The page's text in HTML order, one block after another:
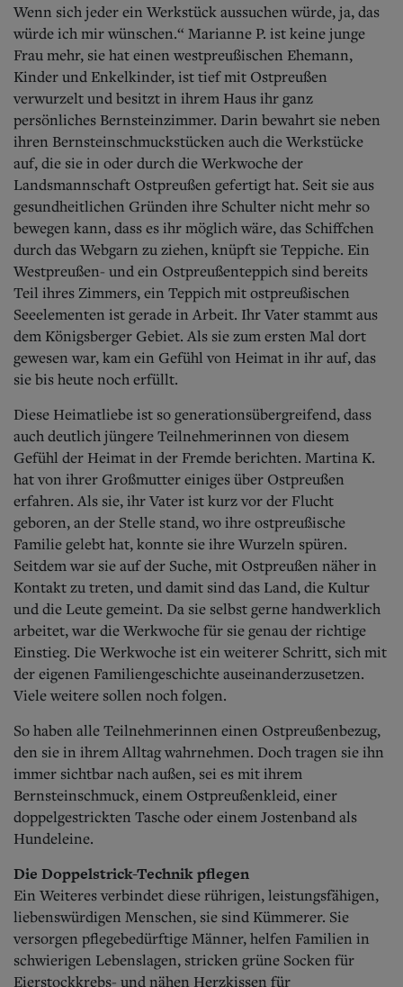
Wenn sich jeder ein Werkstück aussuchen würde, ja, das
würde ich mir wünschen.“ Marianne P. ist keine junge
Frau mehr, sie hat einen westpreußischen Ehemann,
Kinder und Enkelkinder, ist tief mit Ostpreußen
verwurzelt und besitzt in ihrem Haus ihr ganz
persönliches Bernsteinzimmer. Darin bewahrt sie neben
ihren Bernsteinschmuckstücken auch die Werkstücke
auf, die sie in oder durch die Werkwoche der
Landsmannschaft Ostpreußen gefertigt hat. Seit sie aus
gesundheitlichen Gründen ihre Schulter nicht mehr so
bewegen kann, dass es ihr möglich wäre, das Schiffchen
durch das Webgarn zu ziehen, knüpft sie Teppiche. Ein
Westpreußen- und ein Ostpreußenteppich sind bereits
Teil ihres Zimmers, ein Teppich mit ostpreußischen
Seeelementen ist gerade in Arbeit. Ihr Vater stammt aus
dem Königsberger Gebiet. Als sie zum ersten Mal dort
gewesen war, kam ein Gefühl von Heimat in ihr auf, das
sie bis heute noch erfüllt.
Diese Heimatliebe ist so generationsübergreifend, dass
auch deutlich jüngere Teilnehmerinnen von diesem
Gefühl der Heimat in der Fremde berichten. Martina K.
hat von ihrer Großmutter einiges über Ostpreußen
erfahren. Als sie, ihr Vater istkurz vor der Flucht
geboren, an der Stelle stand, wo ihre ostpreußische
Familie gelebt hat, konnte sie ihre Wurzeln spüren.
Seitdem war sie auf der Suche, mit Ostpreußen näher in
Kontakt zu treten, und damit sind das Land, die Kultur
und die Leute gemeint. Da sie selbst gerne handwerklich
arbeitet, war die Werkwoche für sie genau der richtige
Einstieg. Die Werkwoche ist ein weiterer Schritt, sich mit
der eigenen Familiengeschichte auseinanderzusetzen.
Viele weitere sollen noch folgen.
So haben alle Teilnehmerinnen einen Ostpreußenbezug,
den sie in ihrem Alltag wahrnehmen. Doch tragen sie ihn
immer sichtbar nach außen, sei es mit ihrem
Bernsteinschmuck, einem Ostpreußenkleid, einer
doppelgestrickten Tasche oder einem Jostenband als
Hundeleine.
Die Doppelstrick-Technik pflegen
Ein Weiteres verbindet diese rührigen, leistungsfähigen,
liebenswürdigen Menschen, sie sind Kümmerer. Sie
versorgen pflegebedürftige Männer, helfen Familien in
schwierigen Lebenslagen, stricken grüne Socken für
Eierstockkrebs- und nähen Herzkissen für